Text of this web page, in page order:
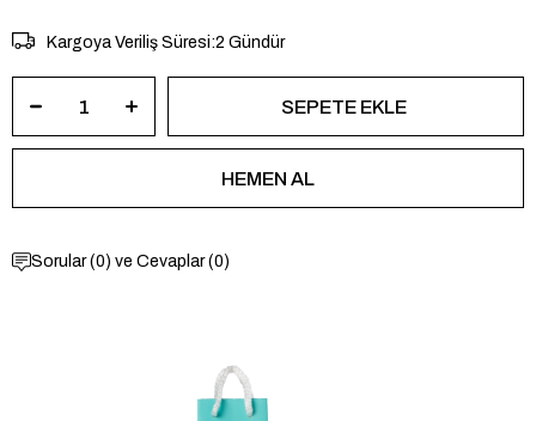
Kargoya Veriliş Süresi:2 Gündür
Sorular (0) ve Cevaplar (0)